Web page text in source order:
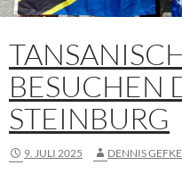
BESUCHEN
STEINBURG
9. JULI 2025 DENNIS GEFKE